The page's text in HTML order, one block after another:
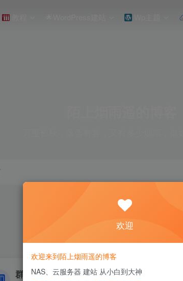
群晖DDNS技术支持
欢迎
欢迎来到陌上烟雨遥的博客
NAS、云服务器 建站 从小白到大神